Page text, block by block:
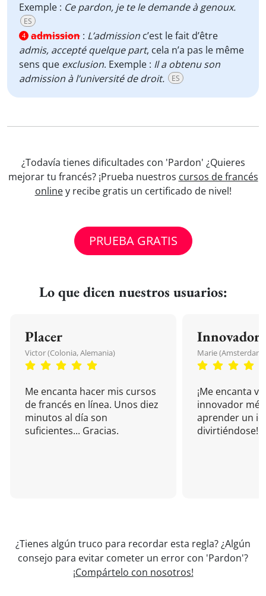
Exemple : Ce pardon, je te le demande à genoux.
ES
4 admission : L’admission c’est le fait d’être
admis, accepté quelque part, cela n’a pas le même
sens que exclusion. Exemple : Il a obtenu son
admission à l’université de droit.
ES
¿Todavía tienes dificultades con 'Pardon' ¿Quieres
mejorar tu francés? ¡Prueba nuestros cursos de francés
onliney recibe gratis un certificado de nivel!
PRUEBA GRATIS
Lo que dicen nuestros usuarios:
Placer
Victor (Colonia, Alemania)
Me encanta hacer mis cursos
de francés en línea. Unos diez
minutos al día son
suficientes... Gracias.
Innovador
Marie (Amsterdam,
¡Me encanta
innovador
aprender un
divirtiéndose!
¿Tienes algún truco para recordar esta regla? ¿Algún
consejo para evitar cometer un error con 'Pardon'?
¡Compártelo con nosotros!